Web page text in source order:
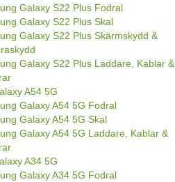
Galaxy S22 Plus Fodral
Galaxy S22 Plus Skal
Galaxy S22 Plus Skärmskydd &
Galaxy S22 Plus Laddare, Kablar &
A54 5G
Galaxy A54 5G Fodral
Galaxy A54 5G Skal
Galaxy A54 5G Laddare, Kablar &
A34 5G
Galaxy A34 5G Fodral